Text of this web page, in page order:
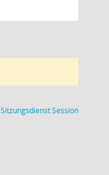
SitzungsdienstSession(Wird in